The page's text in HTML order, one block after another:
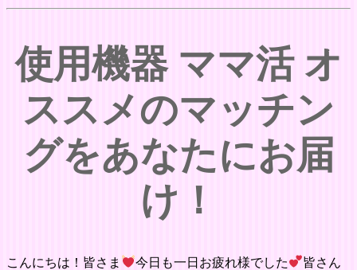
使用機器 ママ活 オ
ススメのマッチン
グをあなたにお届
け！
こんにちは！皆さま 今日も一日お疲れ様でした
皆さん